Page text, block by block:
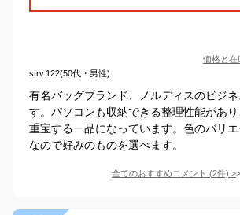
価格と在
strv.122(50代・男性)
有名バッグブランド、ノルディスのビジ
す。パソコンも収納できる整理性能があ
重宝する一品になっています。色のバリ
なので好みのものを選べます。
全てのおすすめコメント (2件) >